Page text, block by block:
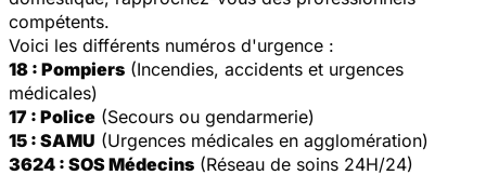
compétents.
Voici les différents numéros d'urgence :
18 : Pompiers (Incendies, accidents et urgences
médicales)
17 : Police (Secours ou gendarmerie)
15 : SAMU (Urgences médicales en agglomération)
3624 : SOS Médecins (Réseau de soins 24H/24)